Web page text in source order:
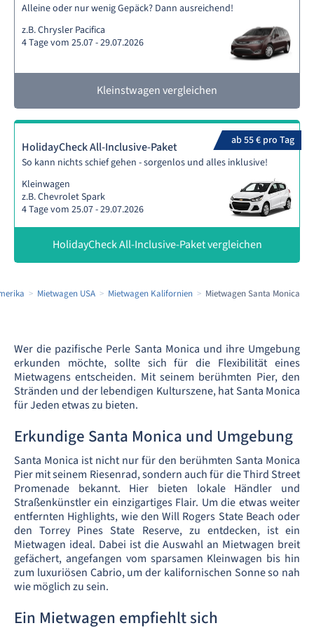
Alleine oder nur wenig Gepäck? Dann ausreichend!
z.B. Chrysler Pacifica
4 Tage vom 25.07 - 29.07.2026
Kleinstwagen vergleichen
ab 55 € pro Tag
HolidayCheck All-Inclusive-Paket
So kann nichts schief gehen - sorgenlos und alles inklusive!
Kleinwagen
z.B. Chevrolet Spark
4 Tage vom 25.07 - 29.07.2026
HolidayCheck All-Inclusive-Paket vergleichen
Mietwagen USA Mietwagen Kalifornien Mietwagen Santa Monica
Wer die pazifische Perle Santa Monica und ihre Umgebung
erkunden möchte, sollte sich für die Flexibilität eines
Mietwagens entscheiden. Mit seinem berühmten Pier, den
Stränden und der lebendigen Kulturszene, hat Santa Monica
für Jeden etwas zu bieten.
Erkundige Santa Monica und Umgebung
Santa Monica ist nicht nur für den berühmten Santa Monica
Pier mit seinem Riesenrad, sondern auch für die Third Street
Promenade bekannt. Hier bieten lokale Händler und
Straßenkünstler ein einzigartiges Flair. Um die etwas weiter
entfernten Highlights, wie den Will Rogers State Beach oder
den Torrey Pines State Reserve, zu entdecken, ist ein
Mietwagen ideal. Dabei ist die Auswahl an Mietwagen breit
gefächert, angefangen vom sparsamen Kleinwagen bis hin
zum luxuriösen Cabrio, um der kalifornischen Sonne so nah
wie möglich zu sein.
Ein Mietwagen empfiehlt sich